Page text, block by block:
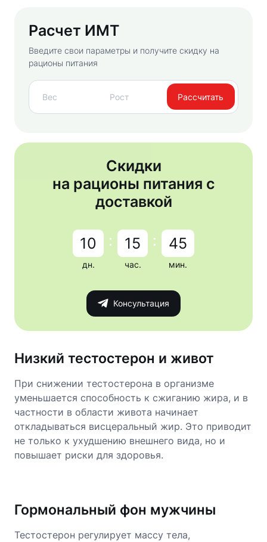
Расчет ИМТ
Введите свои параметры и получите скидку на
рационы питания
Рассчитать
Скидки
на рационы питания с
доставкой
10
дн.
: 15
час.
: 45
мин.
Консультация
Низкий тестостерон и живот
При снижении тестостерона в организме
уменьшается способность к сжиганию жира, и в
частности в области живота начинает
откладываться висцеральный жир. Это приводит
не только к ухудшению внешнего вида, но и
повышает риски для здоровья.
Гормональный фон мужчины
Тестостерон регулирует массу тела,